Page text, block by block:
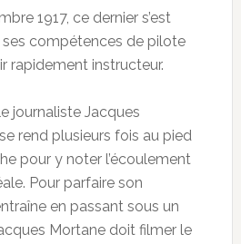
1917, ce dernier s’est
compétences de pilote
rapidement instructeur.
journaliste Jacques
rend plusieurs fois au pied
pour y noter l’écoulement
Pour parfaire son
en passant sous un
Mortane doit filmer le